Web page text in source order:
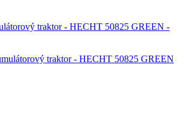
traktor - HECHT 50825 GREEN -